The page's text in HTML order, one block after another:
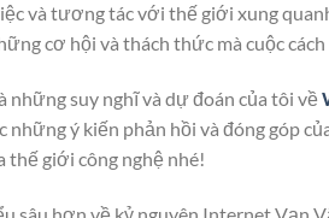
và tương tác với thế giới xung
cơ hội và thách thức mà cuộc
những suy nghĩ và dự đoán của tôi về
ý kiến phản hồi và đóng góp
thế giới công nghệ nhé!